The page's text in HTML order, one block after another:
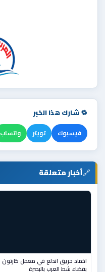
🔁 شارك هذا الخبر
فيسبوك تويتر واتساب
🔗أخبار متعلقة
اخماد حريق اندلع في معمل كارتون
بقضاء شط العرب بالبصرة